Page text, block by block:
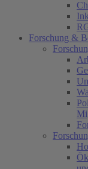
Forschung &